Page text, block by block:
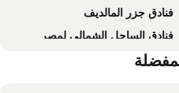
فنادق جزر المالديف
فنادق الساحل الشمالي لمصر
فنادق موريشيوس